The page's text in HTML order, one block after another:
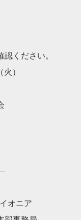
ください。
）
イオニア